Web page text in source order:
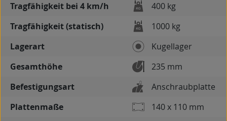
Tragfähigkeit bei 4 km/h
400 kg
Tragfähigkeit (statisch)
1000 kg
Lagerart
Kugellager
Gesamthöhe
235 mm
Befestigungsart
Anschraubplatte
Plattenmaße
140 x 110 mm